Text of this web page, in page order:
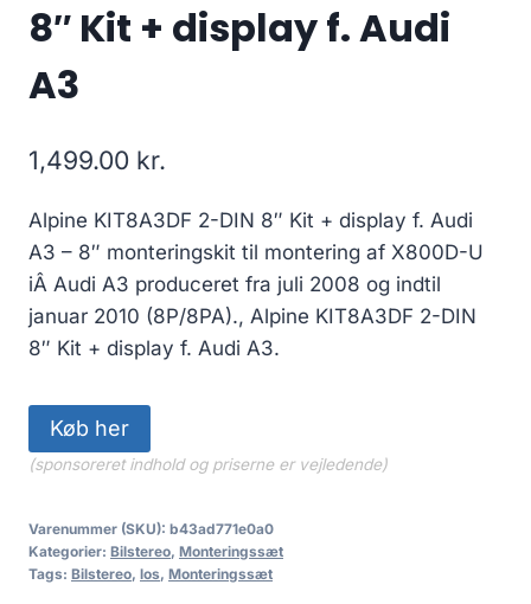
8″ Kit + display f. Audi
A3
1,499.00 kr.
Alpine KIT8A3DF 2-DIN 8″ Kit + display f. Audi
A3 – 8″ monteringskit til montering af X800D-U
iÂ Audi A3 produceret fra juli 2008 og indtil
januar 2010 (8P/8PA)., Alpine KIT8A3DF 2-DIN
8″ Kit + display f. Audi A3.
Køb her
(sponsoreret indhold og priserne er vejledende)
Varenummer (SKU): b43ad771e0a0
Kategorier: Bilstereo, Monteringssæt
Tags: Bilstereo, los, Monteringssæt